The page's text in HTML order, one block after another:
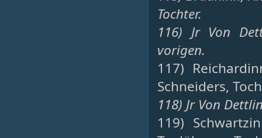
Tochter.
116) Jr Von
vorigen.
117)
Schneiders,
118) Jr Von
119)